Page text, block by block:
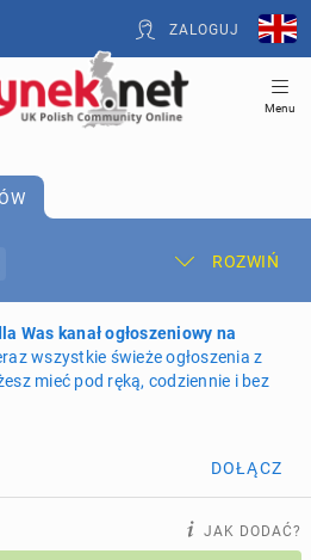
ZALOGUJ
Menu
ROZWIŃ
Moje ogłoszenia
i cennik ogłoszeń
ogłoszenia online
Was kanał ogłoszeniowy na
wszystkie świeże ogłoszenia z
mieć pod ręką, codziennie i bez
DOŁĄCZ
JAK DODAĆ?